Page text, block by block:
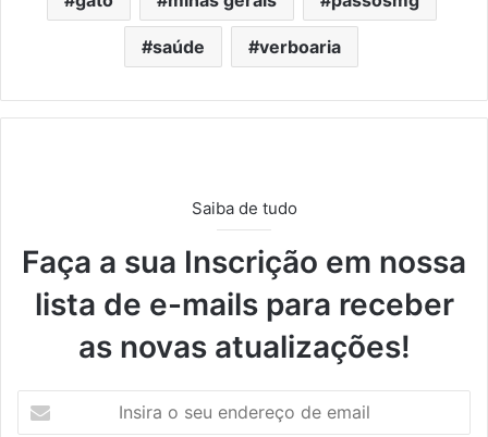
saúde verboaria
Saiba de tudo
Faça a sua Inscrição em nossa
lista de e-mails para receber
as novas atualizações!